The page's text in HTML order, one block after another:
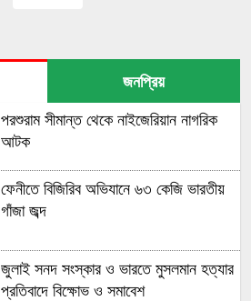
জনপ্রিয়
পরশুরাম সীমান্ত থেকে নাইজেরিয়ান নাগরিক
আটক
ফেনীতে বিজিরিব অভিযানে ৬৩ কেজি ভারতীয়
গাঁজা জব্দ
জুলাই সনদ সংস্কার ও ভারতে মুসলমান হত্যার
প্রতিবাদে বিক্ষোভ ও সমাবেশ